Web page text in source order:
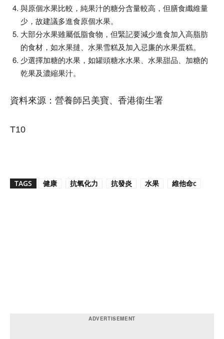
與原個水果比較，純果汁的糖分含量較高，但膳食纖維量
少，故建議多進食原個水果。
大部分水果雖屬低脂食物，但緊記要減少進食加入高脂肪
的食材，如水果撻、水果雪糕及加入忌廉的水果蛋糕。
少選擇加糖的水果，如罐頭糖水水果、水果甜品、加糖的
乾果及濃縮果汁。
資料來源：營養師呂美寶、香港衞生署
T10
TAGS 健康 抗氧化力 抗發炎 水果 維他命c